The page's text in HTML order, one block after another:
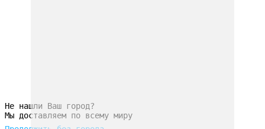
Не нашли Ваш город?
Мы доставляем по всему миру